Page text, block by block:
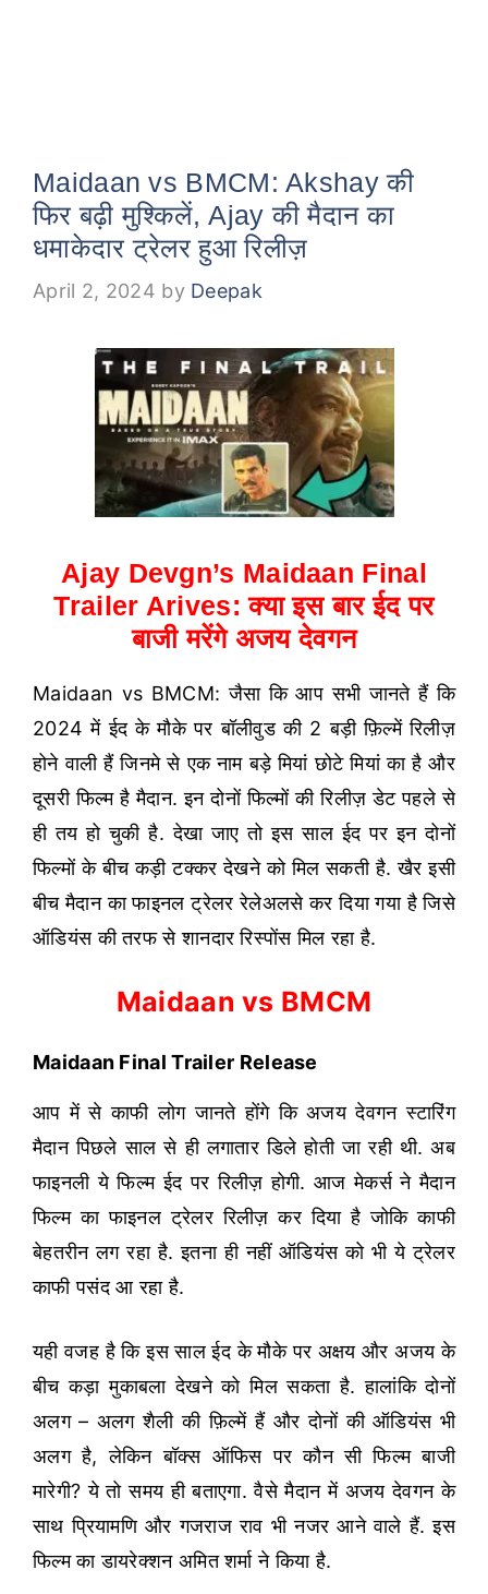
Maidaan vs BMCM: Akshay की
फिर बढ़ी मुश्किलें, Ajay की मैदान का
धमाकेदार ट्रेलर हुआ रिलीज़
April 2, 2024 by Deepak
Ajay Devgn’s Maidaan Final
Trailer Arives: क्या इस बार ईद पर
बाजी मरेंगे अजय देवगन
Maidaan vs BMCM: जैसा कि आप सभी जानते हैं कि
2024 में ईद के मौके पर बॉलीवुड की 2 बड़ी फ़िल्में रिलीज़
होने वाली हैं जिनमे से एक नाम बड़े मियां छोटे मियां का है और
दूसरी फिल्म है मैदान. इन दोनों फिल्मों की रिलीज़ डेट पहले से
ही तय हो चुकी है. देखा जाए तो इस साल ईद पर इन दोनों
फिल्मों के बीच कड़ी टक्कर देखने को मिल सकती है. खैर इसी
बीच मैदान का फाइनल ट्रेलर रेलेअलसे कर दिया गया है जिसे
ऑडियंस की तरफ से शानदार रिस्पोंस मिल रहा है.
Maidaan vs BMCM
Maidaan Final Trailer Release
आप में से काफी लोग जानते होंगे कि अजय देवगन स्टारिंग
मैदान पिछले साल से ही लगातार डिले होती जा रही थी. अब
फाइनली ये फिल्म ईद पर रिलीज़ होगी. आज मेकर्स ने मैदान
फिल्म का फाइनल ट्रेलर रिलीज़ कर दिया है जोकि काफी
बेहतरीन लग रहा है. इतना ही नहीं ऑडियंस को भी ये ट्रेलर
काफी पसंद आ रहा है.
यही वजह है कि इस साल ईद के मौके पर अक्षय और अजय के
बीच कड़ा मुकाबला देखने को मिल सकता है. हालांकि दोनों
अलग – अलग शैली की फ़िल्में हैं और दोनों की ऑडियंस भी
अलग है, लेकिन बॉक्स ऑफिस पर कौन सी फिल्म बाजी
मारेगी? ये तो समय ही बताएगा. वैसे मैदान में अजय देवगन के
साथ प्रियामणि और गजराज राव भी नजर आने वाले हैं. इस
फिल्म का डायरेक्शन अमित शर्मा ने किया है.